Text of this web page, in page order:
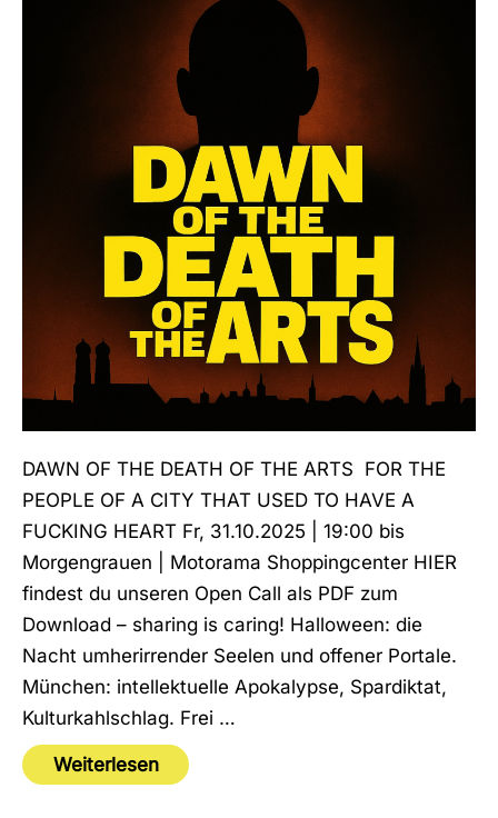
DAWN OF THE DEATH OF THE ARTS FOR THE
PEOPLE OF A CITY THAT USED TO HAVE A
FUCKING HEART Fr, 31.10.2025 | 19:00 bis
Morgengrauen | Motorama Shoppingcenter HIER
findest du unseren Open Call als PDF zum
Download – sharing is caring! Halloween: die
Nacht umherirrender Seelen und offener Portale.
München: intellektuelle Apokalypse, Spardiktat,
Kulturkahlschlag. Frei …
Weiterlesen